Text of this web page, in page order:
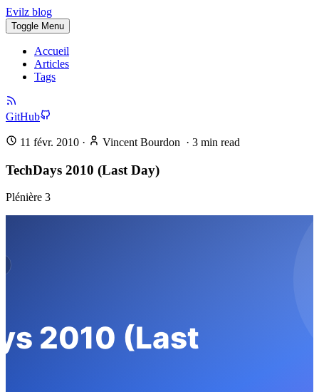
Evilz blog
Toggle Menu
Accueil
Articles
Tags
GitHub
11 févr. 2010 · Vincent Bourdon · 3 min read
TechDays 2010 (Last Day)
Plénière 3